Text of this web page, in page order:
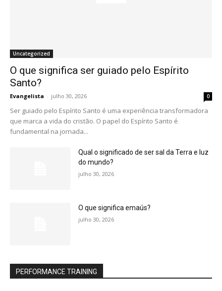
Uncategorized
O que significa ser guiado pelo Espírito
Santo?
Evangelista - julho 30, 2026 0
Ser guiado pelo Espírito Santo é uma experiência transformadora
que marca a vida do cristão. O papel do Espírito Santo é
fundamental na jornada...
Qual o significado de ser sal da Terra e luz
do mundo?
julho 30, 2026
O que significa emaús?
julho 30, 2026
PERFORMANCE TRAINING